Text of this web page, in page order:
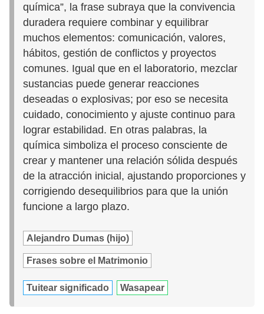
química”, la frase subraya que la convivencia
duradera requiere combinar y equilibrar
muchos elementos: comunicación, valores,
hábitos, gestión de conflictos y proyectos
comunes. Igual que en el laboratorio, mezclar
sustancias puede generar reacciones
deseadas o explosivas; por eso se necesita
cuidado, conocimiento y ajuste continuo para
lograr estabilidad. En otras palabras, la
química simboliza el proceso consciente de
crear y mantener una relación sólida después
de la atracción inicial, ajustando proporciones y
corrigiendo desequilibrios para que la unión
funcione a largo plazo.
Alejandro Dumas (hijo)
Frases sobre el Matrimonio
Tuitear significado Wasapear